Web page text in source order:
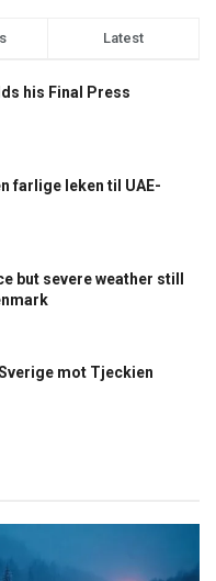
Latest
his Final Press
farlige leken til UAE-
but severe weather still
mot Tjeckien